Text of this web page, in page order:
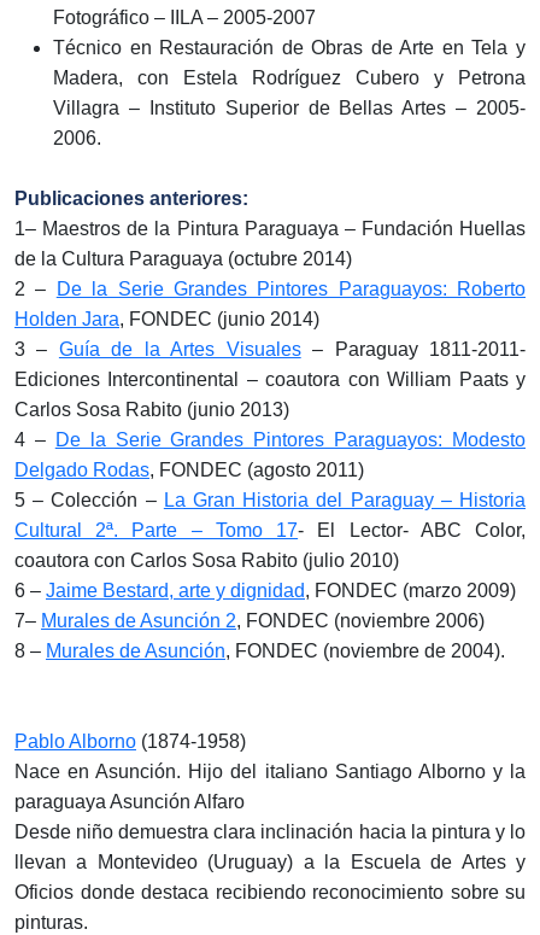
Fotográfico – IILA – 2005-2007
Técnico en Restauración de Obras de Arte en Tela y
Madera, con Estela Rodríguez Cubero y Petrona
Villagra – Instituto Superior de Bellas Artes – 2005-
2006.
Publicaciones anteriores:
1– Maestros de la Pintura Paraguaya – Fundación Huellas
de la Cultura Paraguaya (octubre 2014)
2 –
De la Serie Grandes Pintores Paraguayos: Roberto
Holden Jara, FONDEC (junio 2014)
3 – Guía de la Artes Visuales– Paraguay 1811-2011-
Ediciones Intercontinental – coautora con William Paats y
Carlos Sosa Rabito (junio 2013)
4 – De la Serie Grandes Pintores Paraguayos: Modesto
Delgado Rodas, FONDEC (agosto 2011)
5 – Colección – La Gran Historia del Paraguay – Historia
Cultural 2ª. Parte – Tomo 17- El Lector- ABC Color,
coautora con Carlos Sosa Rabito (julio 2010)
6 – Jaime Bestard, arte y dignidad, FONDEC (marzo 2009)
7– Murales de Asunción 2, FONDEC (noviembre 2006)
8 – Murales de Asunción, FONDEC (noviembre de 2004).
Pablo Alborno (1874-1958)
Nace en Asunción. Hijo del italiano Santiago Alborno y la
paraguaya Asunción Alfaro
Desde niño demuestra clara inclinación hacia la pintura y lo
llevan a Montevideo (Uruguay) a la Escuela de Artes y
Oficios donde destaca recibiendo reconocimiento sobre su
pinturas.